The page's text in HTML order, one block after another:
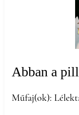
Abban a
Műfaj(ok):